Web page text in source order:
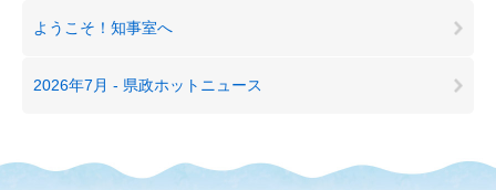
ようこそ！知事室へ
2026年7月 - 県政ホットニュース